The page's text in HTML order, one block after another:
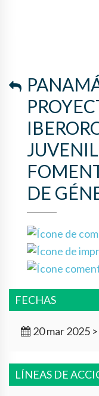
DE
FECHAS
20 mar 2025
LÍNEAS DE